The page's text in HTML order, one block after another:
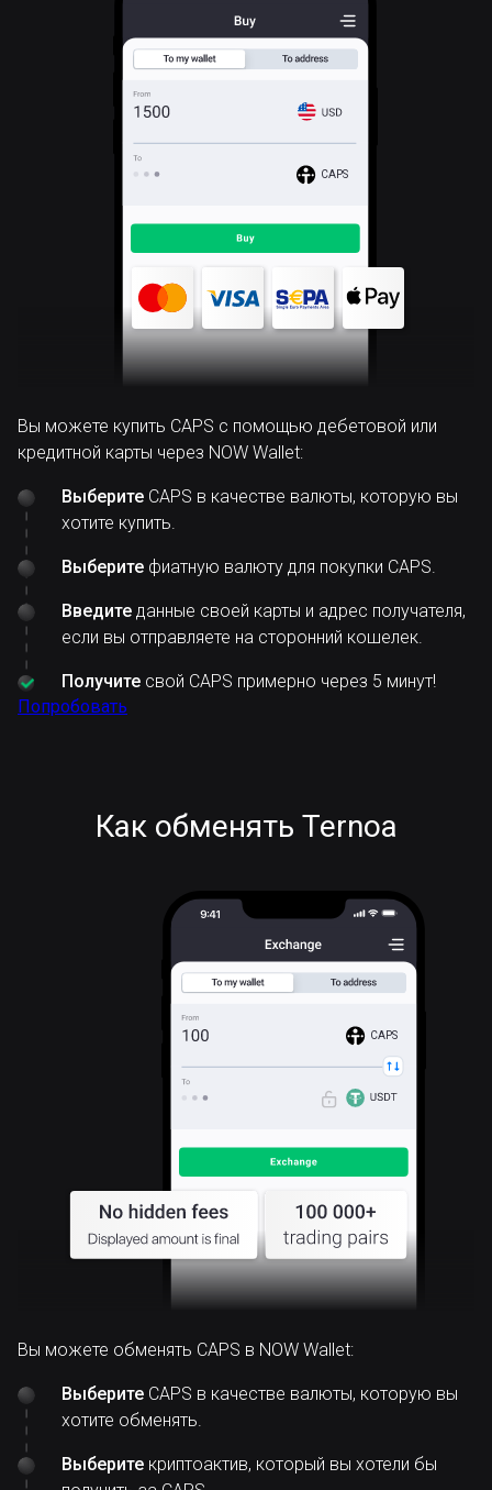
CAPS
Вы можете купить CAPS с помощью дебетовой или
кредитной карты через NOW Wallet:
Выберите CAPS в качестве валюты, которую вы
хотите купить.
Выберите фиатную валюту для покупки CAPS.
Введите данные своей карты и адрес получателя,
если вы отправляете на сторонний кошелек.
Получите свой CAPS примерно через 5 минут!
Попробовать
Как обменять Ternoa
CAPS
Вы можете обменять CAPS в NOW Wallet:
Выберите CAPS в качестве валюты, которую вы
хотите обменять.
Выберите криптоактив, который вы хотели бы